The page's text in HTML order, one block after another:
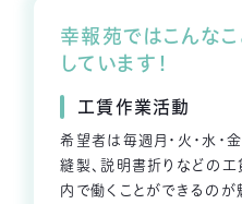
幸報苑ではこんなこ
しています！
工賃作業活動
希望者は毎週月・火・水・
縫製、説明書折りなどの工
内で働くことができるのが